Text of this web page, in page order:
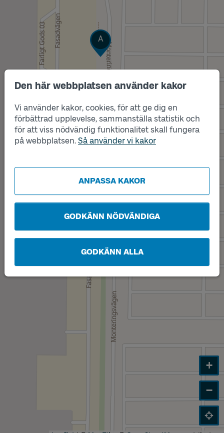
Den här webbplatsen använder kakor
Vi använder kakor, cookies, för att ge dig en
förbättrad upplevelse, sammanställa statistik och
för att viss nödvändig funktionalitet skall fungera
på webbplatsen. Så använder vi kakor
ANPASSA KAKOR
GODKÄNN NÖDVÄNDIGA
GODKÄNN ALLA
Läge
A
+
−